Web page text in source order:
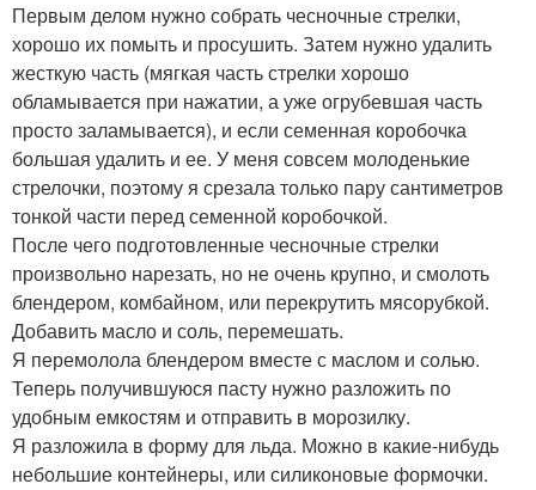
Первым делом нужно собрать чесночные стрелки,
хорошо их помыть и просушить. Затем нужно удалить
жесткую часть (мягкая часть стрелки хорошо
обламывается при нажатии, а уже огрубевшая часть
просто заламывается), и если семенная коробочка
большая удалить и ее. У меня совсем молоденькие
стрелочки, поэтому я срезала только пару сантиметров
тонкой части перед семенной коробочкой.
После чего подготовленные чесночные стрелки
произвольно нарезать, но не очень крупно, и смолоть
блендером, комбайном, или перекрутить мясорубкой.
Добавить масло и соль, перемешать.
Я перемолола блендером вместе с маслом и солью.
Теперь получившуюся пасту нужно разложить по
удобным емкостям и отправить в морозилку.
Я разложила в форму для льда. Можно в какие-нибудь
небольшие контейнеры, или силиконовые формочки.